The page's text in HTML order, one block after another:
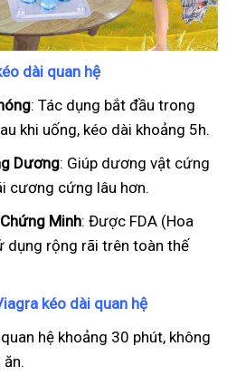
dài quan hệ
: Tác dụng bắt đầu trong
khi uống, kéo dài khoảng 5h.
Dương: Giúp dương vật cứng
cương cứng lâu hơn.
Minh: Được FDA (Hoa
dụng rộng rãi trên toàn thế
kéo dài quan hệ
hệ khoảng 30 phút, không